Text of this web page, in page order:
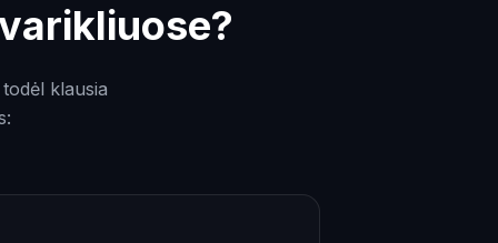
klausia